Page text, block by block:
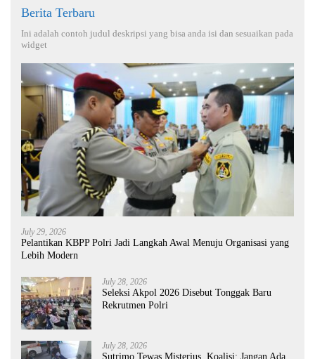
Berita Terbaru
Ini adalah contoh judul deskripsi yang bisa anda isi dan sesuaikan pada
widget
July 29, 2026
Pelantikan KBPP Polri Jadi Langkah Awal Menuju Organisasi yang
Lebih Modern
July 28, 2026
Seleksi Akpol 2026 Disebut Tonggak Baru
Rekrutmen Polri
July 28, 2026
Sutrimo Tewas Misterius, Koalisi: Jangan Ada